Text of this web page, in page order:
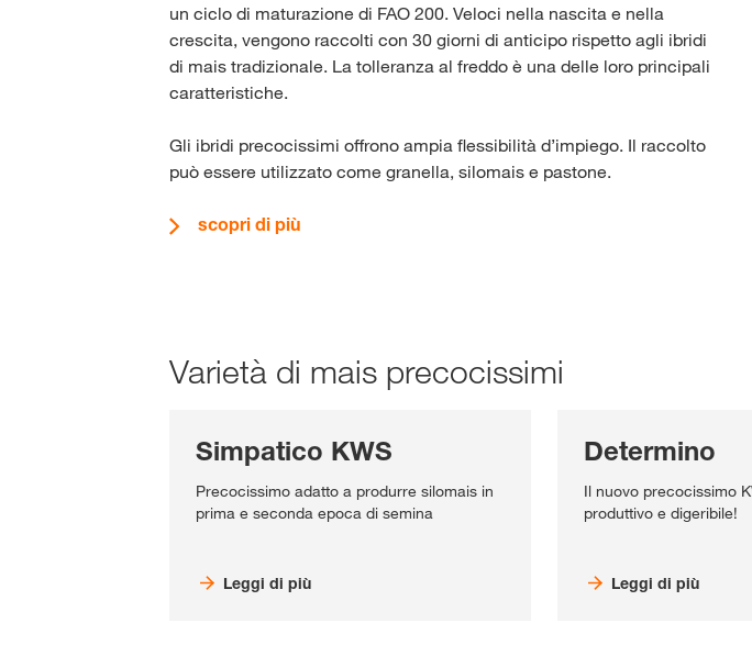
un ciclo di maturazione di FAO 200. Veloci nella nascita e nella
crescita, vengono raccolti con 30 giorni di anticipo rispetto agli ibridi
di mais tradizionale. La tolleranza al freddo è una delle loro principali
caratteristiche.
Gli ibridi precocissimi offrono ampia flessibilità d’impiego. Il raccolto
può essere utilizzato come granella, silomais e pastone.
scopri di più
Varietà di mais precocissimi
Simpatico KWS
Precocissimo adatto a produrre silomais in
prima e seconda epoca di semina
Leggi di più
Determino
Il nuovo precocissimo
produttivo e digeribile!
Leggi di più